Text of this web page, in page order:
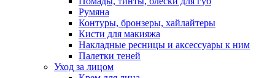
Румяна
Контуры, бронзеры, хайлайтеры
Кисти для макияжа
Накладные ресницы и аксессуары к ним
Палетки теней
Уход за лицом